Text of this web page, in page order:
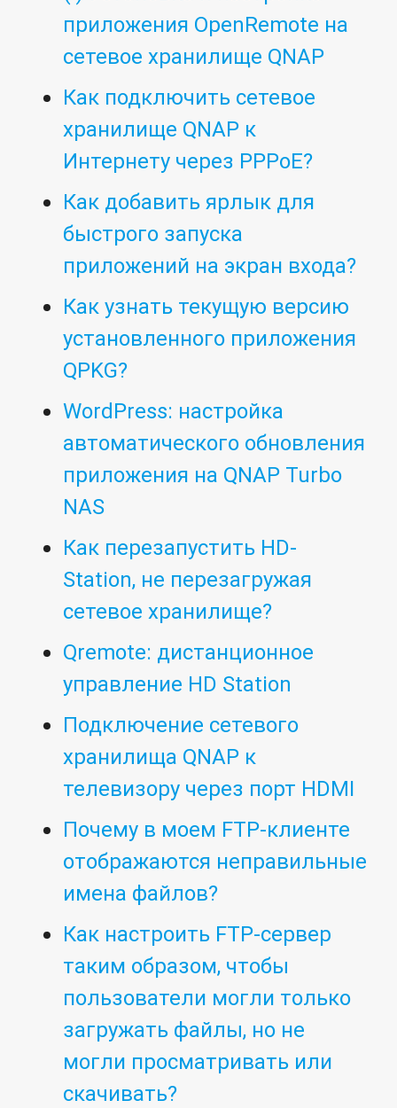
приложения OpenRemote на
сетевое хранилище QNAP
Как подключить сетевое
хранилище QNAP к
Интернету через PPPoE?
Как добавить ярлык для
быстрого запуска
приложений на экран входа?
Как узнать текущую версию
установленного приложения
QPKG?
WordPress: настройка
автоматического обновления
приложения на QNAP Turbo
NAS
Как перезапустить HD-
Station, не перезагружая
сетевое хранилище?
Qremote: дистанционное
управление HD Station
Подключение сетевого
хранилища QNAP к
телевизору через порт HDMI
Почему в моем FTP-клиенте
отображаются неправильные
имена файлов?
Как настроить FTP-сервер
таким образом, чтобы
пользователи могли только
загружать файлы, но не
могли просматривать или
скачивать?